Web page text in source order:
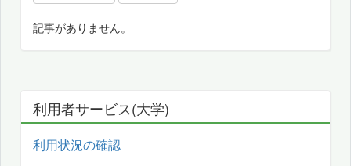
記事がありません。
利用者サービス(大学)
利用状況の確認